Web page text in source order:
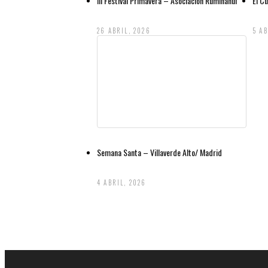
26 ABRIL, 2026 5
Semana Santa – Villaverde Alto/ Madrid
4 ABRIL, 2026